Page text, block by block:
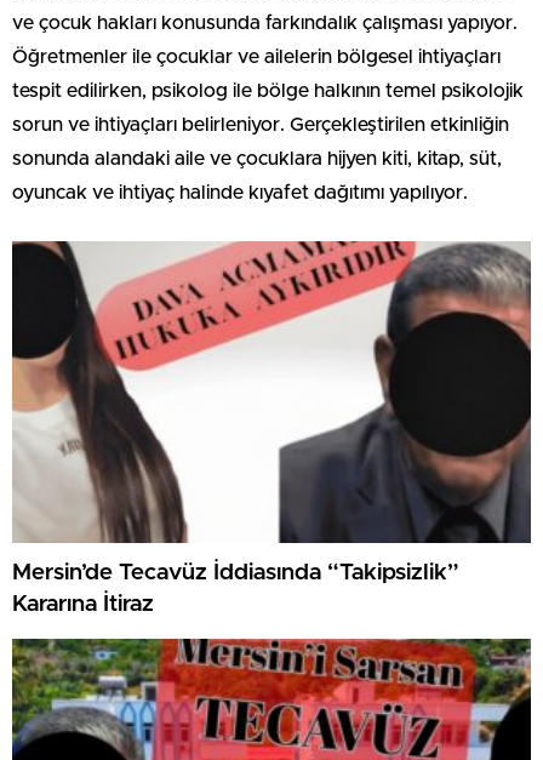
ve çocuk hakları konusunda farkındalık çalışması yapıyor.
Öğretmenler ile çocuklar ve ailelerin bölgesel ihtiyaçları
tespit edilirken, psikolog ile bölge halkının temel psikolojik
sorun ve ihtiyaçları belirleniyor. Gerçekleştirilen etkinliğin
sonunda alandaki aile ve çocuklara hijyen kiti, kitap, süt,
oyuncak ve ihtiyaç halinde kıyafet dağıtımı yapılıyor.
Mersin’de Tecavüz İddiasında “Takipsizlik”
Kararına İtiraz